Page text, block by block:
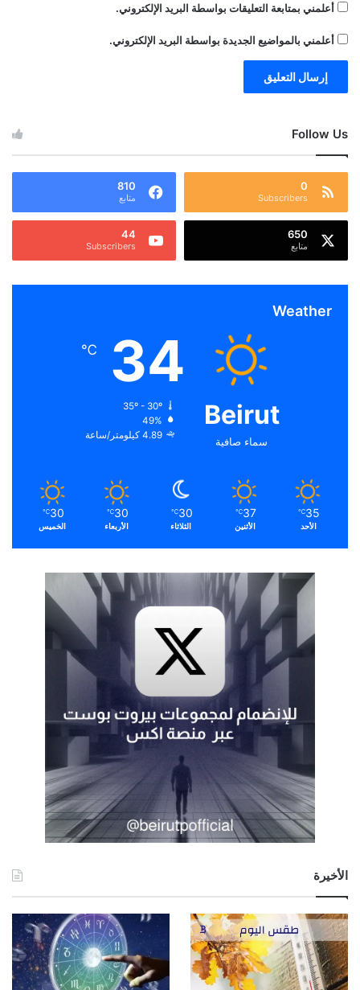
أعلمني بمتابعة التعليقات بواسطة البريد الإلكتروني.
أعلمني بالمواضيع الجديدة بواسطة البريد الإلكتروني.
Follow Us
0
Subscribers
810
متابع
650
متابع
44
Subscribers
Weather
Beirut
سماء صافية
34
℃
35º - 30º
49%
4.89 كيلومتر/ساعة
35
℃
الأحد
37
℃
الأثنين
30
℃
الثلاثاء
30
℃
الأربعاء
30
℃
الخميس
الأخيرة